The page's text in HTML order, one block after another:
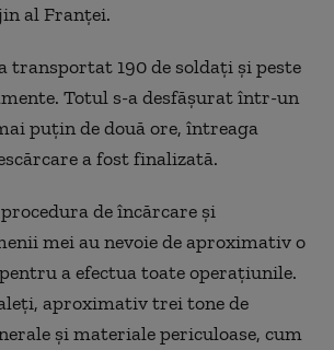
al Franței.
transportat 190 de soldați și peste
Totul s-a desfășurat într-un
puțin de două ore, întreaga
a fost finalizată.
de încărcare și
mei au nevoie de aproximativ o
a efectua toate operațiunile.
aproximativ trei tone de
și materiale periculoase, cum